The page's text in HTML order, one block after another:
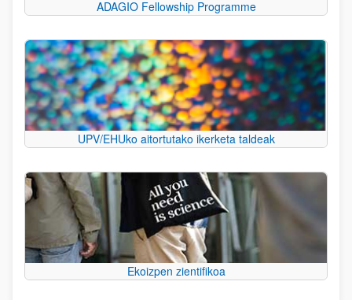
ADAGIO Fellowship Programme
UPV/EHUko aitortutako ikerketa taldeak
Ekoizpen zientifikoa